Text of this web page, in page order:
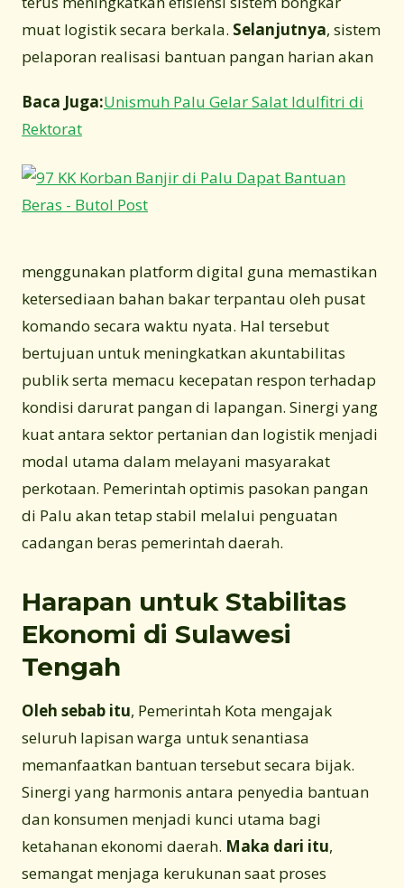
muat logistik secara berkala. Selanjutnya, sistem
pelaporan realisasi bantuan pangan harian akan
Baca Juga:Unismuh Palu Gelar Salat Idulfitri di
Rektorat
menggunakan platform digital guna memastikan
ketersediaan bahan bakar terpantau oleh pusat
komando secara waktu nyata. Hal tersebut
bertujuan untuk meningkatkan akuntabilitas
publik serta memacu kecepatan respon terhadap
kondisi darurat pangan di lapangan. Sinergi yang
kuat antara sektor pertanian dan logistik menjadi
modal utama dalam melayani masyarakat
perkotaan. Pemerintah optimis pasokan pangan
di Palu akan tetap stabil melalui penguatan
cadangan beras pemerintah daerah.
Harapan untuk Stabilitas
Ekonomi di Sulawesi
Tengah
Oleh sebab itu, Pemerintah Kota mengajak
seluruh lapisan warga untuk senantiasa
memanfaatkan bantuan tersebut secara bijak.
Sinergi yang harmonis antara penyedia bantuan
dan konsumen menjadi kunci utama bagi
ketahanan ekonomi daerah. Maka dari itu,
semangat menjaga kerukunan saat proses